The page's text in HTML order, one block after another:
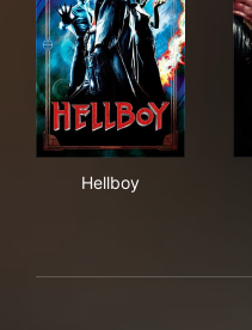
Hellboy